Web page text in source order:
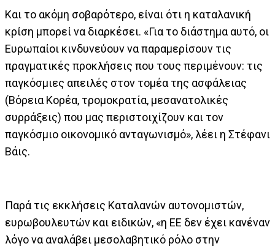
Και το ακόμη σοβαρότερο, είναι ότι η καταλανική
κρίση μπορεί να διαρκέσει. «Για το διάστημα αυτό, οι
Ευρωπαίοι κινδυνεύουν να παραμερίσουν τις
πραγματικές προκλήσεις που τους περιμένουν: τις
παγκόσμιες απειλές στον τομέα της ασφάλειας
(Βόρεια Κορέα, τρομοκρατία, μεσανατολικές
συρράξεις) που μας περιστοιχίζουν και τον
παγκόσμιο οικονομικό ανταγωνισμό», λέει η Στέφανι
Βάις.
Παρά τις εκκλήσεις Καταλανών αυτονομιστών,
ευρωβουλευτών και ειδικών, «η ΕΕ δεν έχει κανέναν
λόγο να αναλάβει μεσολαβητικό ρόλο στην